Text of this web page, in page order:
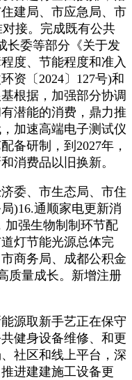
建局、市应急局、市
接。完成既有公共
长委等部分《关于发
度、节能程度和准入
资〔2024〕127号)和
根据，加强部分协调
潜能的消费，鼎力推
加速高端电子测试仪
备研制，到2027年，
消费品以旧换新。
委、市生态局、市住
)16.通顺家电更新消
加强生物制制环节配
灯节能光源总体完
商务局、成都公积金
质量成长。新增注册
源取新手艺正在保守
健身设备维修、和更
社区和线上平台，深
进建建施工设备更